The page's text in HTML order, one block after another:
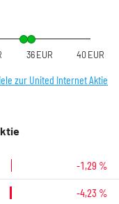
36 EUR 40 EUR
zur United Internet Aktie
-1,29 %
-4,23 %